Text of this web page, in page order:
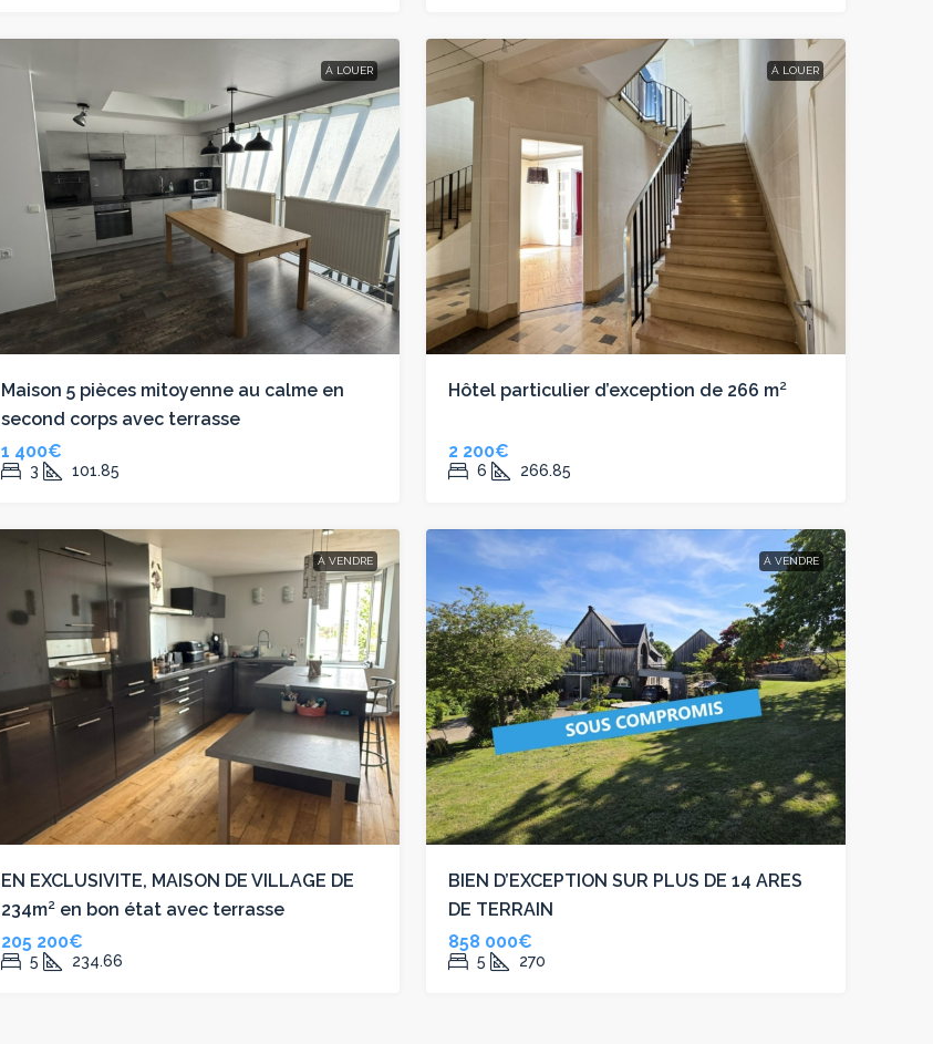
À LOUER
Maison 5 pièces mitoyenne au calme en
second corps avec terrasse
1 400€
3 101.85
À LOUER
Hôtel particulier d’exception de 266 m²
2 200€
6 266.85
À VENDRE
EN EXCLUSIVITE, MAISON DE VILLAGE DE
234m² en bon état avec terrasse
205 200€
5 234.66
À VENDRE
BIEN D’EXCEPTION SUR PLUS DE 14 ARES
DE TERRAIN
858 000€
5 270